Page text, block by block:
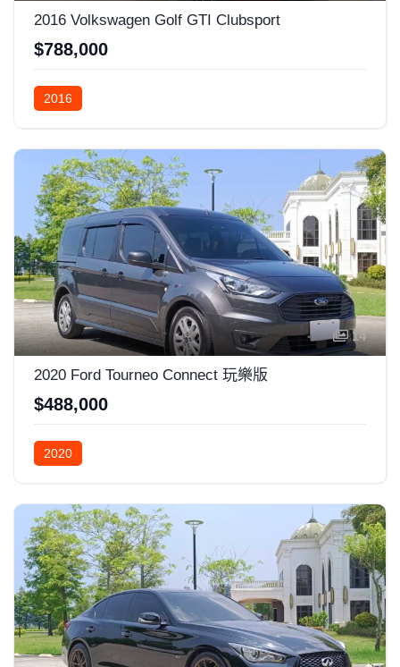
2016 Volkswagen Golf GTI Clubsport
$788,000
2016
14
2020 Ford Tourneo Connect 玩樂版
$488,000
2020